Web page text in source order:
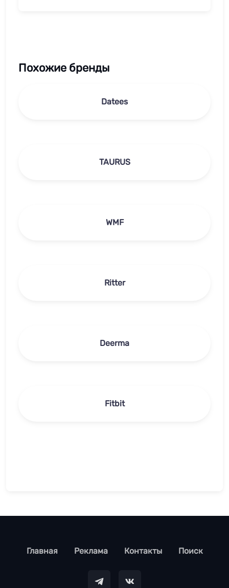
Похожие бренды
Datees
TAURUS
WMF
Ritter
Deerma
Fitbit
footer
Главная Реклама Контакты Поиск